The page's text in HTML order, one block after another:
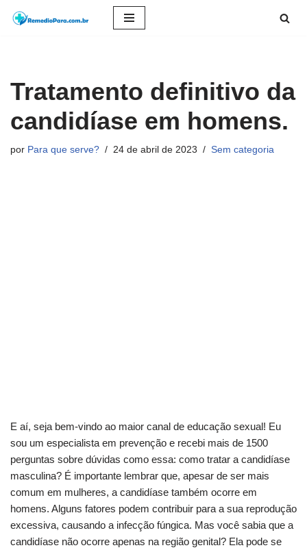
conteúdo
Tratamento definitivo da
candidíase em homens.
por Para que serve? 24 de abril de 2023 Sem categoria
E aí, seja bem-vindo ao maior canal de educação sexual! Eu
sou um especialista em prevenção e recebi mais de 1500
perguntas sobre dúvidas como essa: como tratar a candidíase
masculina? É importante lembrar que, apesar de ser mais
comum em mulheres, a candidíase também ocorre em
homens. Alguns fatores podem contribuir para a sua reprodução
excessiva, causando a infecção fúngica. Mas você sabia que a
candidíase não ocorre apenas na região genital? Ela pode se